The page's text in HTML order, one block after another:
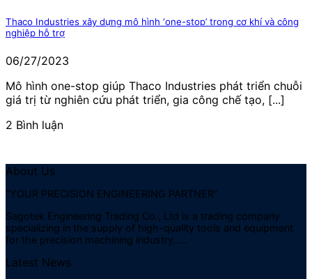
Thaco Industries xây dựng mô hình ‘one-stop’ trong cơ khí và công
nghiệp hỗ trợ
06/27/2023
Mô hình one-stop giúp Thaco Industries phát triển chuỗi
giá trị từ nghiên cứu phát triển, gia công chế tạo, [...]
2 Bình luận
About Us
"YOUR PRECISION ENGINEERING PARTNER"
Sagotek Engineering Trading Co., Ltd is a trading company
specializing in the supply of high-quality tools and equipment
for the precision machining industry…..
Latest News